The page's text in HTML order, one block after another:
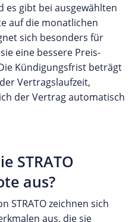
es gibt bei ausgewählten
auf die monatlichen
sich besonders für
eine bessere Preis-
Kündigungsfrist beträgt
Vertragslaufzeit,
der Vertrag automatisch
STRATO
aus?
STRATO zeichnen sich
aus, die sie